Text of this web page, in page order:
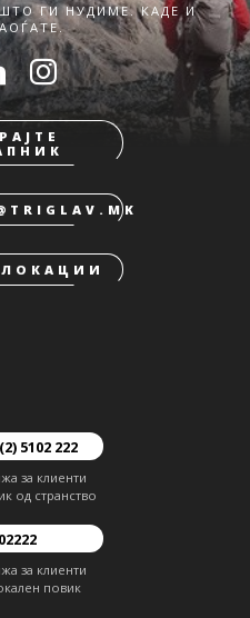
ГИ НУДИМЕ. КАДЕ И
5102 222
за клиенти
од странство
за клиенти
повик